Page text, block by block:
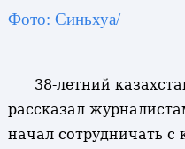
Фото: Синьхуа/
38-летний
рассказал
начал сотрудничать